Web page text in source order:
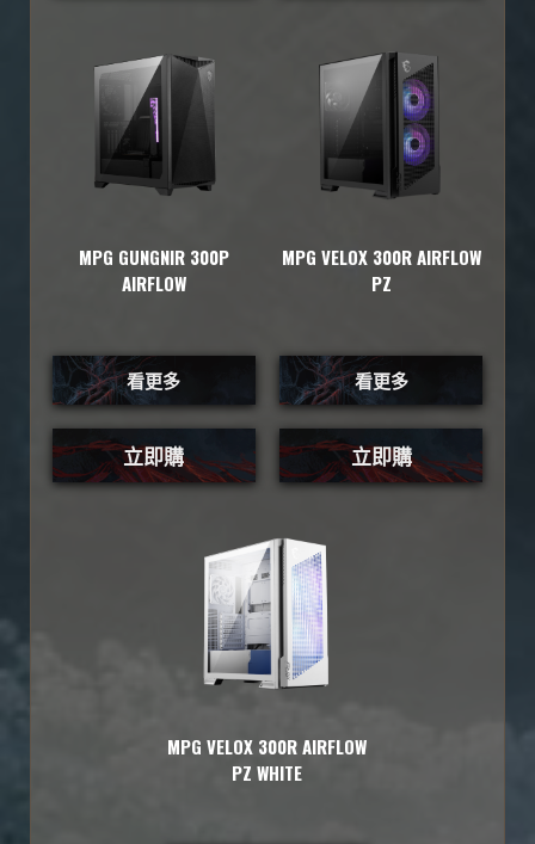
MPG GUNGNIR 300P
AIRFLOW
看更多
立即購
MPG VELOX 300R AIRFLOW
PZ
看更多
立即購
MPG VELOX 300R AIRFLOW
PZ WHITE